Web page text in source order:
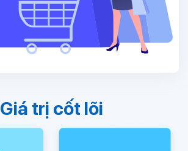
Giá trị cốt lõi